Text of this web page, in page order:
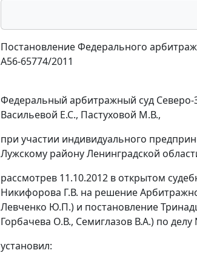
Постановление Федерального
А56-65774/2011
Федеральный арбитражный суд Северо-
Васильевой Е.С., Пастуховой М.В.,
при участии индивидуального
Лужскому району Ленинградской
рассмотрев 11.10.2012 в открытом
Никифорова Г.В. на решение
Левченко Ю.П.) и постановление
Горбачева О.В., Семиглазов В.А.) по делу
установил: